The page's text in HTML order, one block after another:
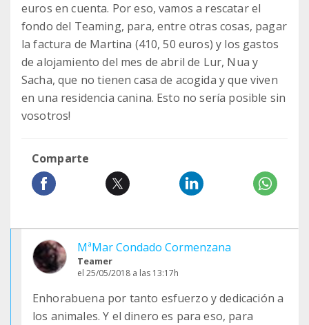
euros en cuenta. Por eso, vamos a rescatar el
fondo del Teaming, para, entre otras cosas, pagar
la factura de Martina (410, 50 euros) y los gastos
de alojamiento del mes de abril de Lur, Nua y
Sacha, que no tienen casa de acogida y que viven
en una residencia canina. Esto no sería posible sin
vosotros!
Comparte
MªMar Condado Cormenzana
Teamer
el 25/05/2018 a las 13:17h
Enhorabuena por tanto esfuerzo y dedicación a
los animales. Y el dinero es para eso, para